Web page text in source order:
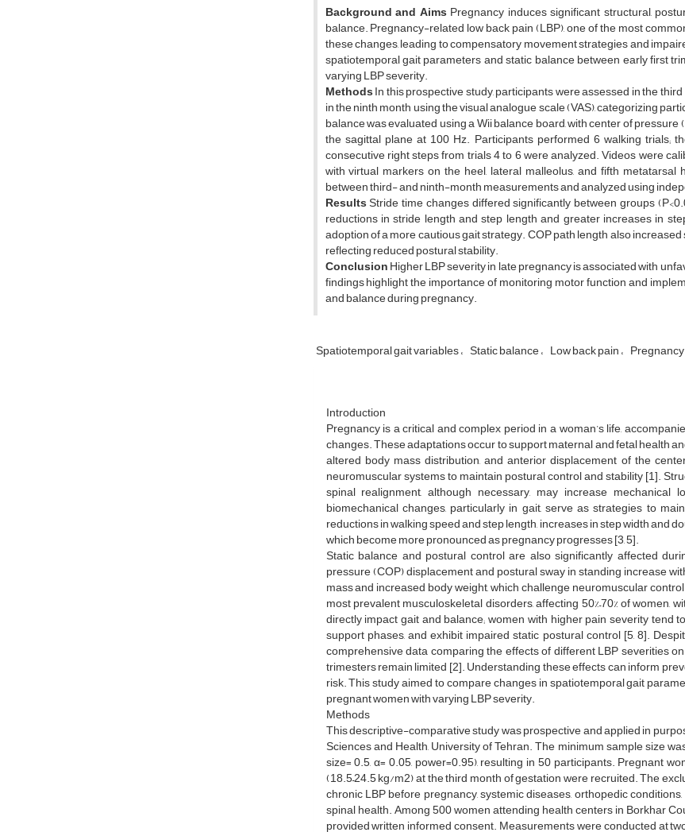
Background and Aims Pregnancy induces significant structural,
balance. Pregnancy-related low back pain (LBP), one of the most
these changes, leading to compensatory movement strategies and
spatiotemporal gait parameters and static balance between early first
varying LBP severity.
MethodsIn this prospective study, participants were assessed in the
in the ninth month using the visual analogue scale (VAS), categorizing
balance was evaluated using a Wii balance board, with center of
the sagittal plane at 100 Hz. Participants performed 6 walking trials;
consecutive right steps from trials 4 to 6 were analyzed. Videos were
with virtual markers on the heel, lateral malleolus, and fifth
between third- and ninth-month measurements and analyzed using
ResultsStride time changes differed significantly between groups
reductions in stride length and step length and greater increases in
adoption of a more cautious gait strategy. COP path length also
reflecting reduced postural stability.
ConclusionHigher LBP severity in late pregnancy is associated with
findings highlight the importance of monitoring motor function and
and balance during pregnancy.
Spatiotemporal gait variables Static balance Low back pain Pregnancy
Introduction
Pregnancy is a critical and complex period in a woman’s life,
changes. These adaptations occur to support maternal and fetal health
altered body mass distribution, and anterior displacement of the
neuromuscular systems to maintain postural control and stability [1].
spinal realignment, although necessary, may increase
biomechanical changes, particularly in gait, serve as strategies to
reductions in walking speed and step length, increases in step width
which become more pronounced as pregnancy progresses [3, 5].
Static balance and postural control are also significantly affected
pressure (COP) displacement and postural sway in standing increase
mass and increased body weight, which challenge neuromuscular
most prevalent musculoskeletal disorders, affecting 50%–70% of
directly impact gait and balance; women with higher pain severity tend
support phases, and exhibit impaired static postural control [5, 8].
comprehensive data comparing the effects of different LBP severities
trimesters remain limited [2]. Understanding these effects can inform
risk. This study aimed to compare changes in spatiotemporal gait
pregnant women with varying LBP severity.
Methods
This descriptive-comparative study was prospective and applied in
Sciences and Health, University of Tehran. The minimum sample size
size= 0.5, α= 0.05, power=0.95), resulting in 50 participants. Pregnant
(18.5–24.5 kg/m2) at the third month of gestation were recruited. The
chronic LBP before pregnancy, systemic diseases, orthopedic
spinal health. Among 500 women attending health centers in Borkhar
provided written informed consent. Measurements were conducted at